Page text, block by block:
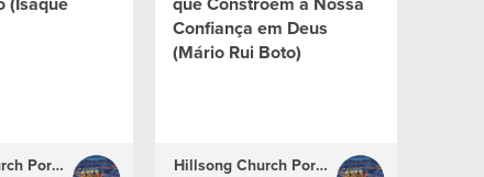
Hillsong Church Portugal
Confiança em Deus
(Mário Rui Boto)
Hillsong Church Portugal